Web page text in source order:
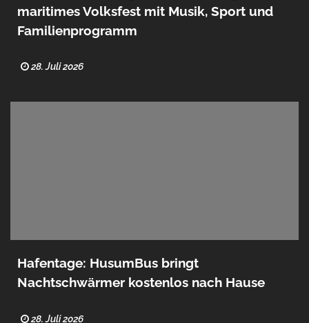
maritimes Volksfest mit Musik, Sport und
Familienprogramm
28. Juli 2026
Hafentage: HusumBus bringt
Nachtschwärmer kostenlos nach Hause
28. Juli 2026